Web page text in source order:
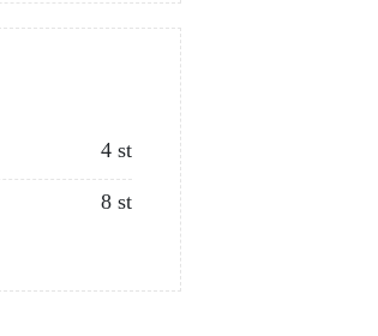
4 st
8 st